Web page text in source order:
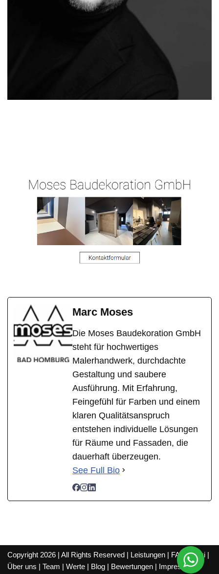
Marc Moses
Die Moses Baudekoration GmbH
steht für hochwertiges
Malerhandwerk, durchdachte
Gestaltung und saubere
Ausführung. Mit Erfahrung,
Feingefühl für Farben und einem
klaren Qualitätsanspruch
entstehen individuelle Lösungen
für Räume und Fassaden, die
dauerhaft überzeugen.
See Full Bio
Copyright 2026 | All Rights Reserved | Leistungen | FAQ|Wiki |
Über uns | Team | Werte | Blog | Bewertungen | Impressum|